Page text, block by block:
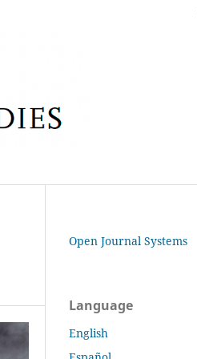
Open Journal Systems
Language
English